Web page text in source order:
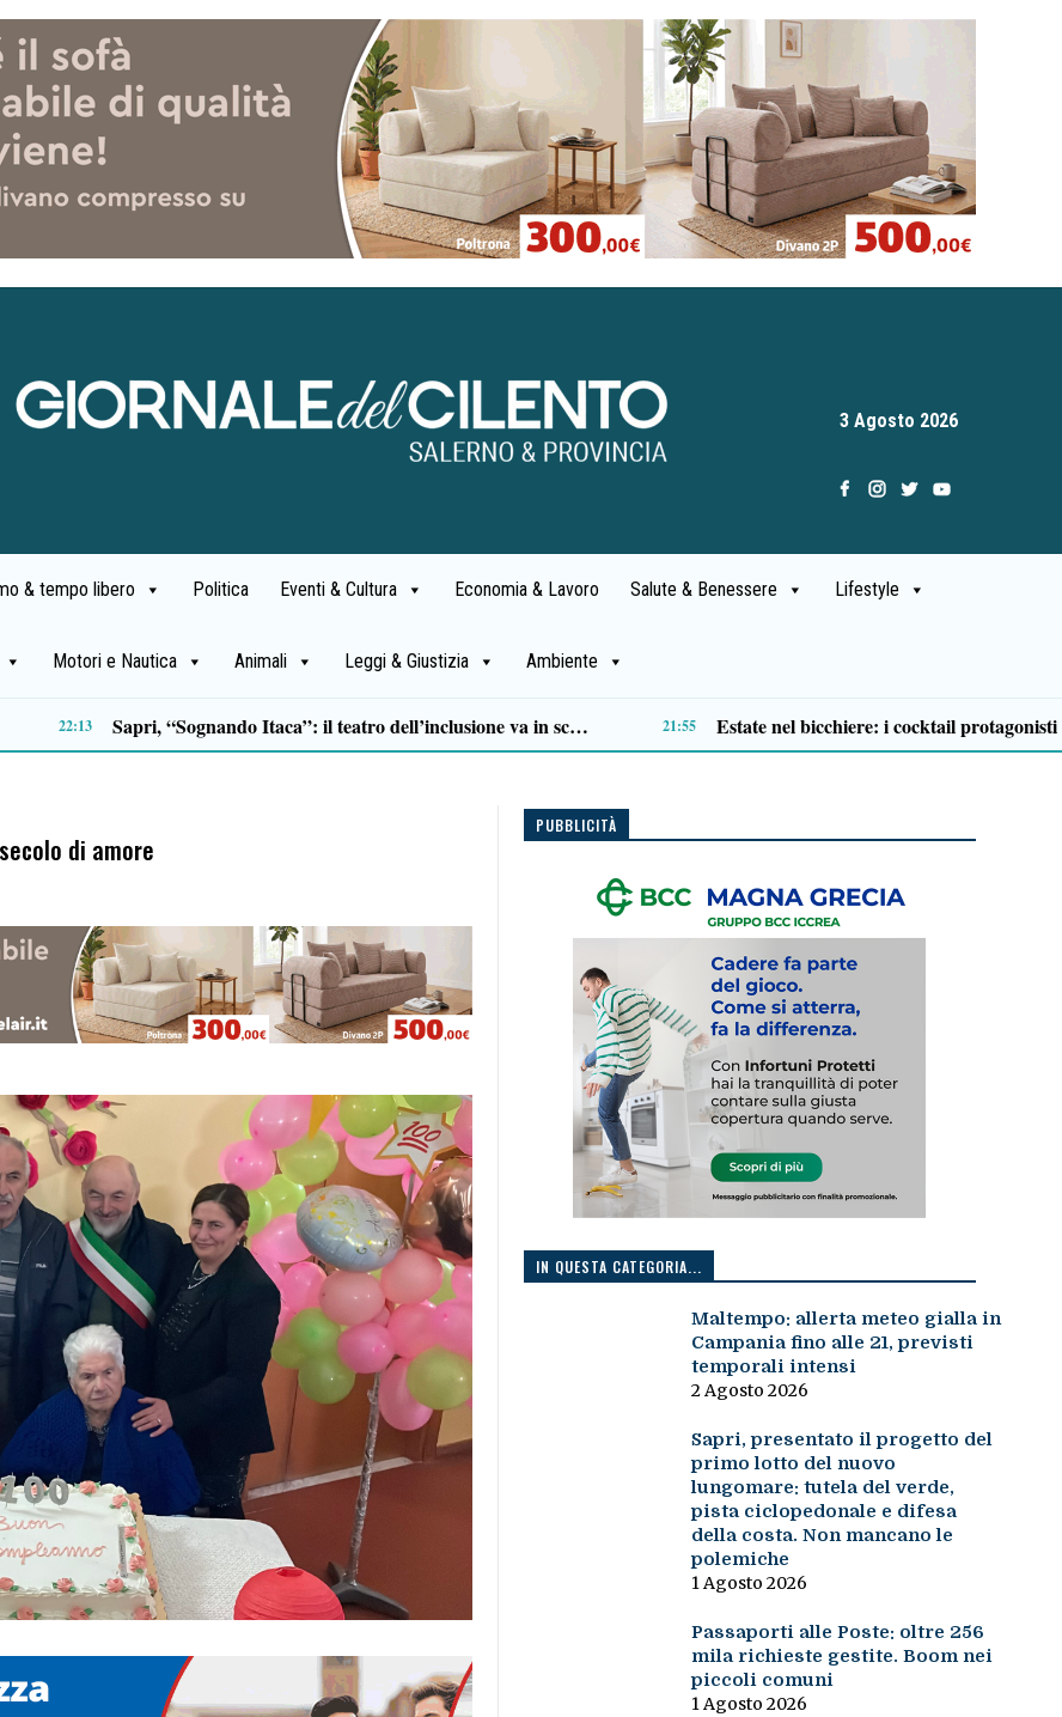
3 Agosto 2026
& tempo libero Politica Eventi & Cultura Economia & Lavoro Salute & Benessere Lifestyle
Motori e Nautica Animali Leggi & Giustizia Ambiente
Incidente sulla litoranea di Pontecagnano, due feriti trasportati al Ruggi 18:32 Esodo estivo, traffico in aumento nel primo weekend di agosto: Sud in testa, bollino nero confermato 14:49
di amore
PUBBLICITÀ
IN QUESTA CATEGORIA...
Maltempo: allerta meteo gialla in
Campania fino alle 21, previsti
temporali intensi
2 Agosto 2026
Sapri, presentato il progetto del
primo lotto del nuovo
lungomare: tutela del verde,
pista ciclopedonale e difesa
della costa. Non mancano le
polemiche
1 Agosto 2026
Passaporti alle Poste: oltre 256
mila richieste gestite. Boom nei
piccoli comuni
1 Agosto 2026